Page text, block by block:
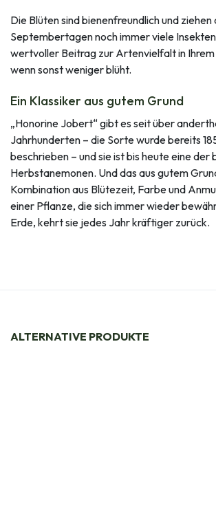
Die Blüten sind bienenfreundlich und
Septembertagen noch immer viele
wertvoller Beitrag zur Artenvielfalt in
wenn sonst weniger blüht.
Ein Klassiker aus gutem Grund
„Honorine Jobert“ gibt es seit über
Jahrhunderten – die Sorte wurde bereits
beschrieben – und sie ist bis heute eine der
Herbstanemonen. Und das aus gutem
Kombination aus Blütezeit, Farbe und
einer Pflanze, die sich immer wieder
Erde, kehrt sie jedes Jahr kräftiger zurück.
ALTERNATIVE PRODUKTE